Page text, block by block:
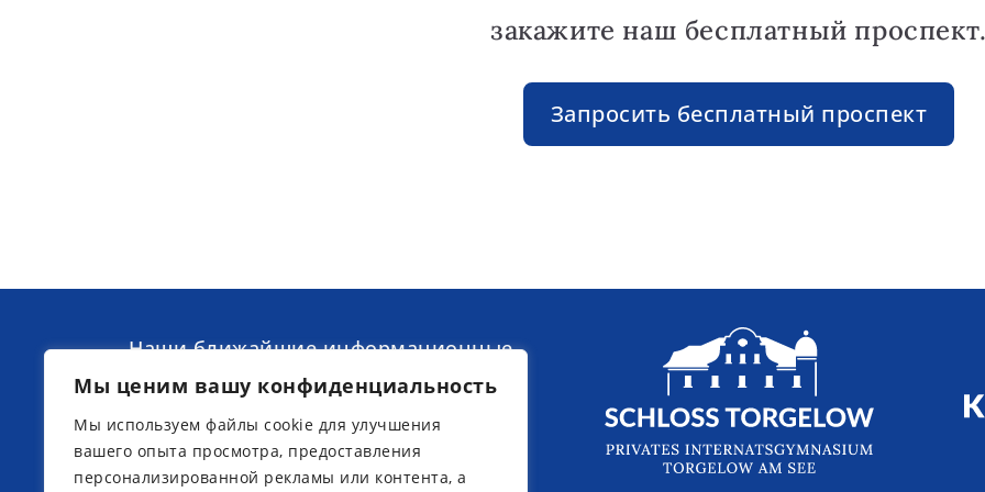
Мы ценим вашу конфиденциальность
Мы используем файлы cookie для улучшения
вашего опыта просмотра, предоставления
персонализированной рекламы или контента, а
закажите наш бесплатный
Запросить бесплатный проспект
Наши ближайшие информационные
дни в Торгелове-на-зее, недалеко от
Варена (Мюриц):